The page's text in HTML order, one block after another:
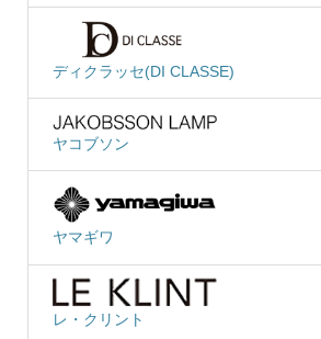
ディクラッセ(DI CLASSE)
ヤコブソン
ヤマギワ
レ・クリント